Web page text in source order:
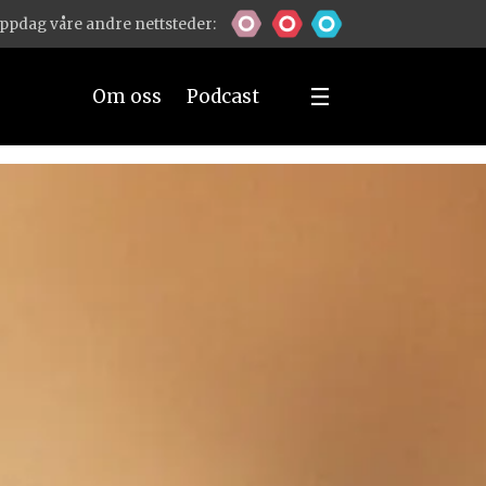
våre andre nettsteder:
Om oss Podcast